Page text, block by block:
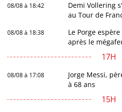
08/08 à 18:42
Demi Vollering
au Tour de
08/08 à 18:38
Le Porge
après le
17H
08/08 à 17:08
Jorge Messi,
à 68 ans
15H